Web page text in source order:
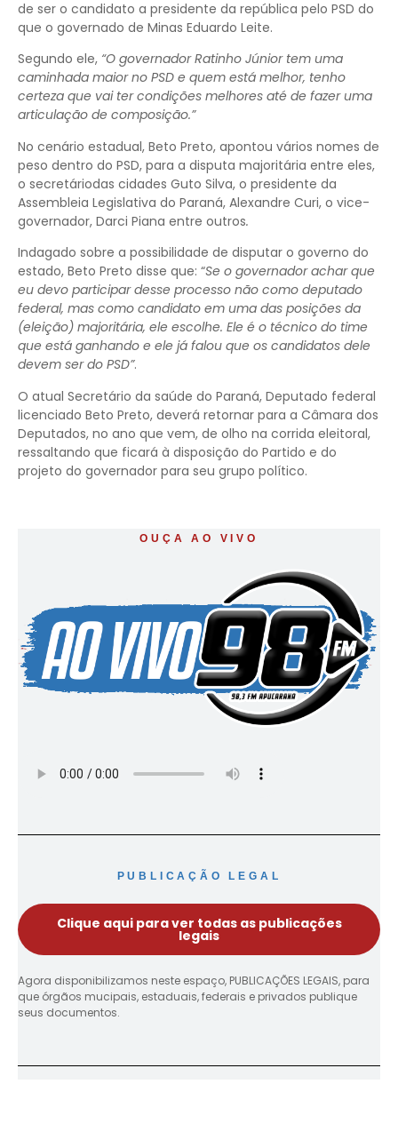
de ser o candidato a presidente da república pelo PSD do
que o governado de Minas Eduardo Leite.
Segundo ele, “O governador Ratinho Júnior tem uma
caminhada maior no PSD e quem está melhor, tenho
certeza que vai ter condições melhores até de fazer uma
articulação de composição.”
No cenário estadual, Beto Preto, apontou vários nomes de
peso dentro do PSD, para a disputa majoritária entre eles,
o secretáriodas cidades Guto Silva, o presidente da
Assembleia Legislativa do Paraná, Alexandre Curi, o vice-
governador, Darci Piana entre outros.
Indagado sobre a possibilidade de disputar o governo do
estado, Beto Preto disse que: “Se o governador achar que
eu devo participar desse processo não como deputado
federal, mas como candidato em uma das posições da
(eleição) majoritária, ele escolhe. Ele é o técnico do time
que está ganhando e ele já falou que os candidatos dele
devem ser do PSD”.
O atual Secretário da saúde do Paraná, Deputado federal
licenciado Beto Preto, deverá retornar para a Câmara dos
Deputados, no ano que vem, de olho na corrida eleitoral,
ressaltando que ficará à disposição do Partido e do
projeto do governador para seu grupo político.
OUÇA AO VIVO
PUBLICAÇÃO LEGAL
Clique aqui para ver todas as publicações
legais
Agora disponibilizamos neste espaço, PUBLICAÇÕES LEGAIS, para
que órgãos mucipais, estaduais, federais e privados publique
seus documentos.